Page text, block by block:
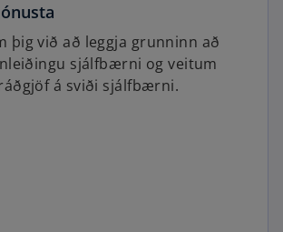
þig við að leggja grunninn að
sjálfbærni og veitum
á sviði sjálfbærni.